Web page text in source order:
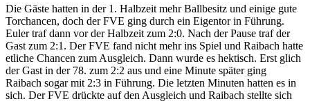
Die Gäste hatten in der 1. Halbzeit mehr Ballbesitz und einige gute
Torchancen, doch der FVE ging durch ein Eigentor in Führung.
Euler traf dann vor der Halbzeit zum 2:0. Nach der Pause traf der
Gast zum 2:1. Der FVE fand nicht mehr ins Spiel und Raibach hatte
etliche Chancen zum Ausgleich. Dann wurde es hektisch. Erst glich
der Gast in der 78. zum 2:2 aus und eine Minute später ging
Raibach sogar mit 2:3 in Führung. Die letzten Minuten hatten es in
sich. Der FVE drückte auf den Ausgleich und Raibach stellte sich